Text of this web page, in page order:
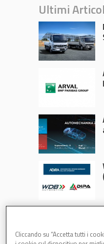
Ultimi
Cliccando su “Accetta tutti i